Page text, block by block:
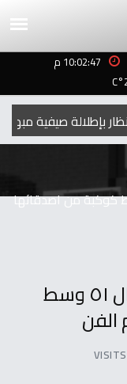
10:02:47 م
صيفية مبهجة من
بعيد ميلادها ال ٥١ وسط كوكبة من اصدقائها
نجلاء بدر تحتفي بعيد ميلادها ال ٥١ وسط